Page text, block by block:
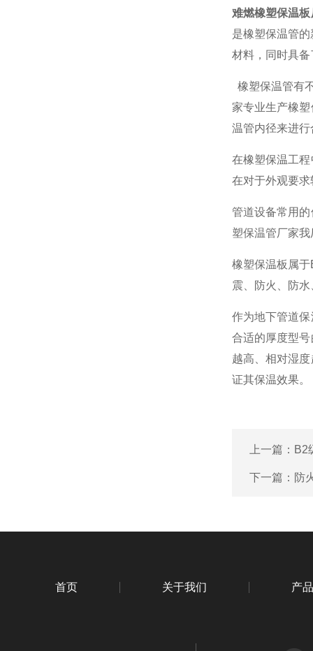
难燃橡塑保温
是橡塑保温管
材料，同时具
橡塑保温管有
家专业生产橡
温管内径来进
在橡塑保温工
在对于外观要
管道设备常用
塑保温管厂家
橡塑保温板属
震、防火、防
作为地下管道
合适的厚度型
越高、相对湿
证其保温效果。
上一篇： B2
下一篇： 防
首页 关于我们 产